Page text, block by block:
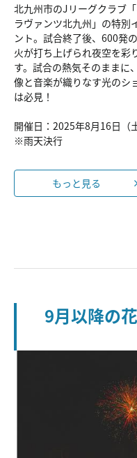
北九州市のJリーグクラブ
ラヴァンツ北九州」の特別
ント。試合終了後、600発
火が打ち上げられ夜空を彩
す。試合の熱気そのままに
像と音楽が織りなす光のシ
は必見！
開催日：2025年8月16日（土
※雨天決行
もっと見る
9月以降の